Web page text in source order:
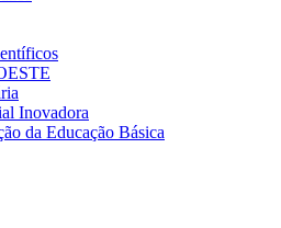
Inovadora
da Educação Básica